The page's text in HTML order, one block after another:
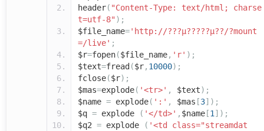
header( "Content-Type: text/html; charse
t=utf-8" );
$file_name='http://???µ?????µ??/?mount
=/live' ;
$r=fopen($file_name, 'r' );
$text=fread ($r, 10000);
fclose($r);
$mas=explode( '<tr>' , $text);
$name = explode( ':' , $mas [3]);
$q = explode ( '</td>' , $name [1 ]);
$q2 = explode ( '<td class="streamdat